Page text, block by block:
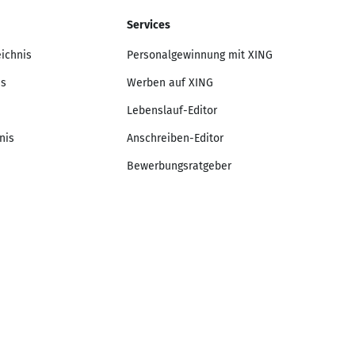
Services
Personalgewinnung mit XING
Werben auf XING
Lebenslauf-Editor
Anschreiben-Editor
Bewerbungsratgeber